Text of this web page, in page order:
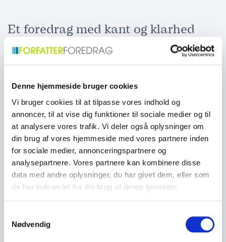
Denne hjemmeside bruger cookies
Vi bruger cookies til at tilpasse vores indhold og
annoncer, til at vise dig funktioner til sociale medier og til
at analysere vores trafik. Vi deler også oplysninger om
din brug af vores hjemmeside med vores partnere inden
for sociale medier, annonceringspartnere og
analysepartnere. Vores partnere kan kombinere disse
data med andre oplysninger, du har givet dem, eller som
de har indsamlet fra din brug af deres tjenester.
Nødvendig
Et foredrag med kant og klarhed
Oles foredrag er både veltilrettelagte og fyldt med
overskud. Han formår at formidle komplekse
økonomiske sammenhænge så alle kan være med,
om det handler om markedsbevægelser,
virksomhedsledelse, politiske beslutninger eller
økonomiske trends, får publikum konkrete pointer og
et klart overblik. Han er samtidig en erfaren ordstyrer
og moderator der kan styre debatter med både
skarphed, humor og respekt.
Perspektiver på fremtidens økonomi
fokus på de tendenser der præger økonomien i dag –
fra inflation og renter til global uro, digitalisering og